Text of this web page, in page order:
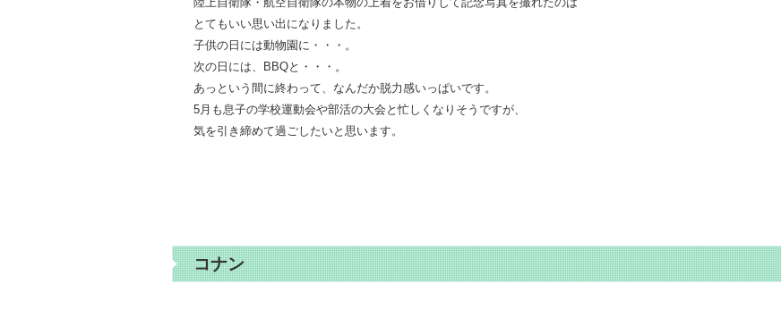
とてもいい思い出になりました。
子供の日には動物園に・・・。
次の日には、BBQと・・・。
あっという間に終わって、なんだか脱力感いっぱいです。
5月も息子の学校運動会や部活の大会と忙しくなりそうですが、
気を引き締めて過ごしたいと思います。
コナン